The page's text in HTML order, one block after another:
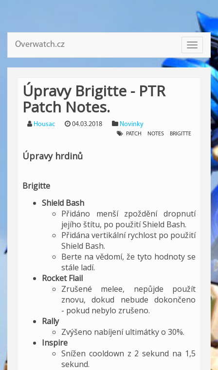
Toggle
Overwatch.cz
Úpravy Brigitte - PTR
Patch Notes.
Housac 04.03.2018 Novinky
PATCH NOTES BRIGITTE
Úpravy hrdinů
Brigitte
Shield Bash
Přidáno menší zpoždění dropnutí
jejího štítu, po použití Shield Bash.
Přidána vertikální rychlost po použití
Shield Bash.
Berte na vědomí, že tyto hodnoty se
stále ladí.
Rocket Flail
Zrušené melee, nepůjde použít
znovu, dokud nebude dokončeno
- pokud nebylo zrušeno.
Rally
Zvýšeno nabíjení ultimátky o 30%.
Inspire
Snížen cooldown z 2 sekund na 1,5
sekund.